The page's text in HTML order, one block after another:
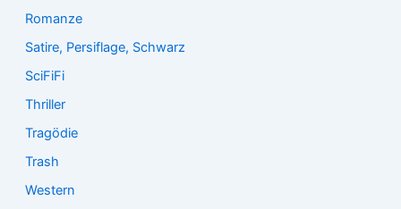
Romanze
Satire, Persiflage, Schwarz
SciFiFi
Thriller
Tragödie
Trash
Western